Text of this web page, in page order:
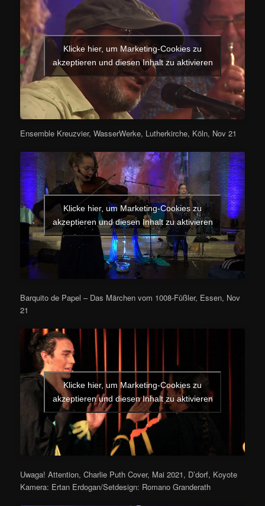
Klicke hier, um Marketing-Cookies zu
akzeptieren und diesen Inhalt zu aktivieren
Ensemble Kreuzvier, WasserWerke, Lutherkirche, Köln, Nov 21
Klicke hier, um Marketing-Cookies zu
akzeptieren und diesen Inhalt zu aktivieren
Barquito de Papel – Das Märchen vom 1008-Füßler, Essen, Nov
21
Klicke hier, um Marketing-Cookies zu
akzeptieren und diesen Inhalt zu aktivieren
Uwaga! Attention, Charlie Puth Cover, Mai 2021, D’dorf, Koyote
Kamera: Ertan Erdogan/Setdesign: Romano Granderath